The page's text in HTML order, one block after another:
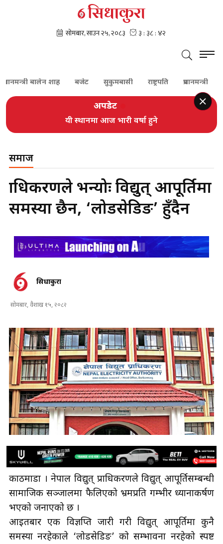
बालेन शाह बजेट सुकुमबासी राष्ट्रपति प्रधानमन्त्री
अपडेट
यी स्थानमा आज भारी वर्षा हुने
समाज
प्राधिकरणले भन्योः विद्युत् आपूर्तिमा
समस्या छैन, ‘लोडसेडिङ’ हुँदैन
सिधाकुरा
सोमबार, वैशाख १५, २०८२
काठमाडौँ । नेपाल विद्युत् प्राधिकरणले विद्युत् आपूर्तिसम्बन्धी
सामाजिक सञ्जालमा फैलिएको भ्रमप्रति गम्भीर ध्यानाकर्षण
भएको जनाएको छ ।
आइतबार एक विज्ञप्ति जारी गरी विद्युत् आपूर्तिमा कुनै
समस्या नरहेकाले ‘लोडसेडिङ’ को सम्भावना नरहेको स्पष्ट